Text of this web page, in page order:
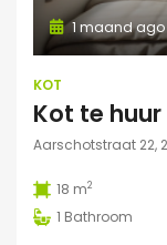
1 maand ago
KOT
Kot te
Aarschotstraat 22,
18 m2
1 Bathroom